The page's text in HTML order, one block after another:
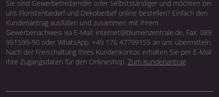
Sie sind Gewerbetreibender oder Selbstständiger und möchten bei
uns Floristenbedarf und Dekobedarf online bestellen? Einfach den
Kundenantrag ausfüllen und zusammen mit Ihrem
Gewerbenachweis via E-Mail: internet@blumenzentrale.de, Fax: 089
991599-90 oder WhatsApp: +49 176 47799155 an uns übermitteln.
Nach der Freischaltung Ihres Kundenkontos erhalten Sie per E-Mail
Ihre Zugangsdaten für den Onlineshop. Zum Kundenantrag